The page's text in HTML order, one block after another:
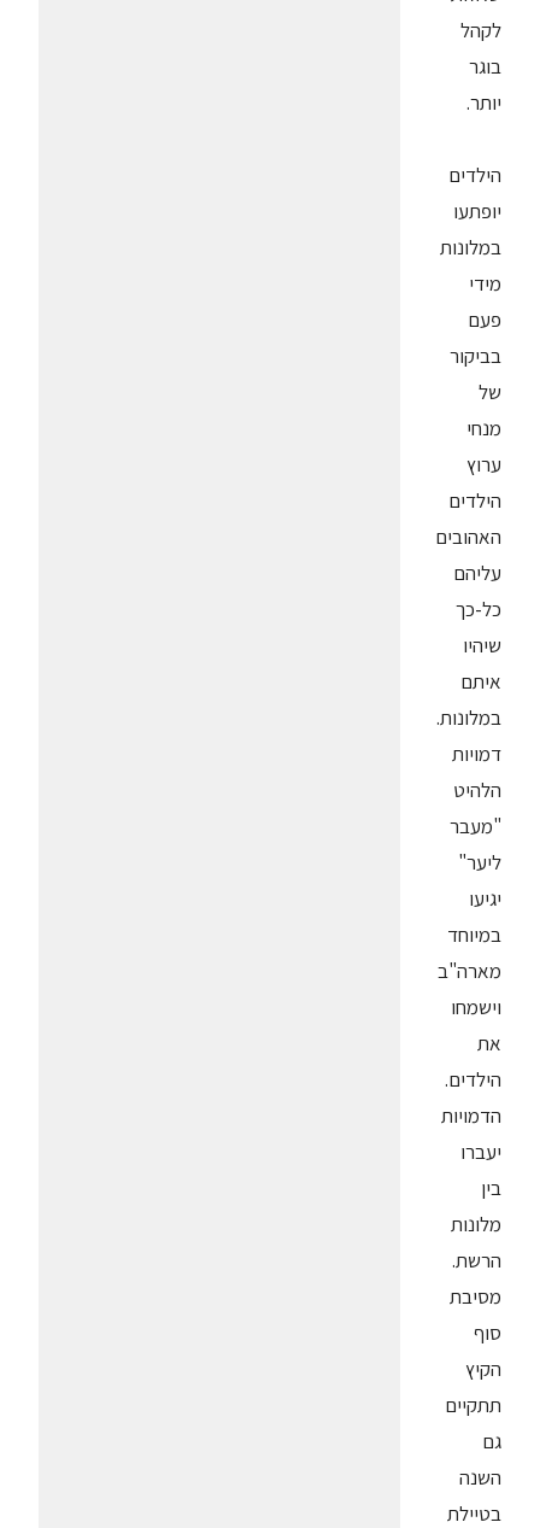
לקהל
בוגר
יותר.
הילדים
יופתעו
במלונות
מידי
פעם
בביקור
של
מנחי
ערוץ
הילדים
האהובים
עליהם
כל-כך
שיהיו
איתם
במלונות.
דמויות
הלהיט
"מעבר
ליער"
יגיעו
במיוחד
מארה"ב
וישמחו
את
הילדים.
הדמויות
יעברו
בין
מלונות
הרשת.
מסיבת
סוף
הקיץ
תתקיים
גם
השנה
בטיילת